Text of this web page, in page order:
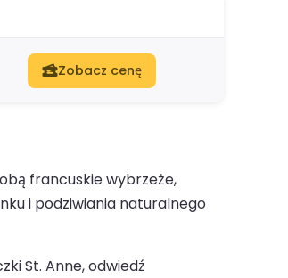
Zobacz cenę
francuskie wybrzeże,
i podziwiania naturalnego
St. Anne, odwiedź